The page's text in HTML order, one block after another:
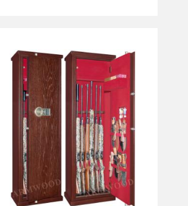
Гарантия: 5 лет
Производитель: ArmWood